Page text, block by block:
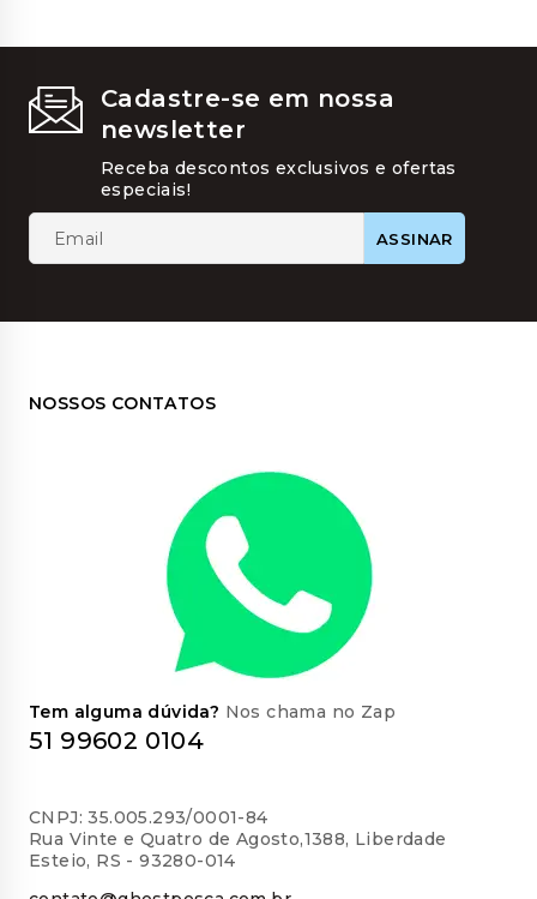
As
Cadastre-se em nossa
newsletter
Receba descontos exclusivos e ofertas
especiais!
NOSSOS CONTATOS
Tem alguma dúvida? Nos chama no Zap
51 99602 0104
CNPJ: 35.005.293/0001-84
Rua Vinte e Quatro de Agosto,1388, Liberdade
Esteio, RS - 93280-014